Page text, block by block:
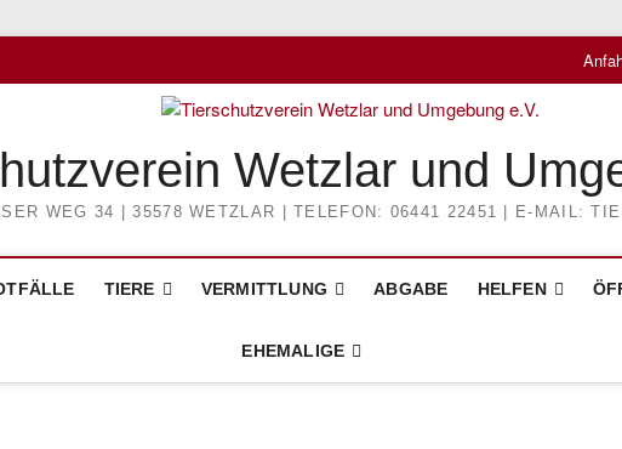
Wetzlar und
WEG 34 | 35578 WETZLAR | TELEFON: 06441 22451 | E-MAIL:
TIERE VERMITTLUNG ABGABE HELFEN
EHEMALIGE